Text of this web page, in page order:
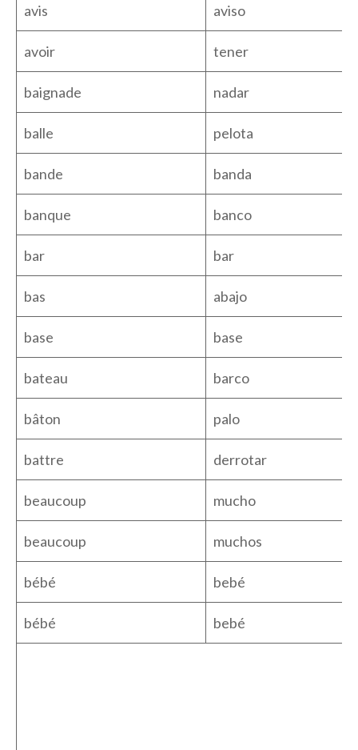
avis aviso
avoir tener
baignade nadar
balle pelota
bande banda
banque banco
bar bar
bas abajo
base base
bateau barco
bâton palo
battre derrotar
beaucoup mucho
beaucoup muchos
bébé bebé
bébé bebé